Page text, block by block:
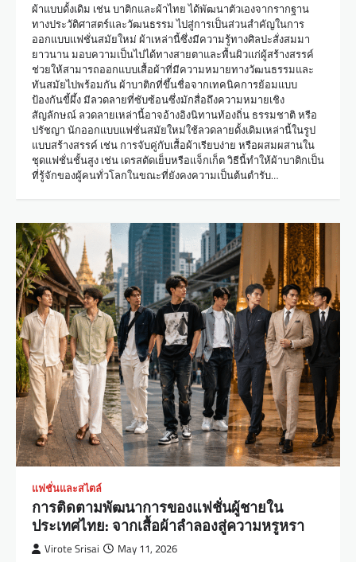
ผ้าแบบดั้งเดิม เช่น บาติกและผ้าไทย ได้พัฒนาตัวเองจากรากฐาน
ทางประวัติศาสตร์และวัฒนธรรม ไปสู่การเป็นส่วนสำคัญในการ
ออกแบบแฟชั่นสมัยใหม่ ผ้าเหล่านี้ซึ่งมีความรู้ทางศิลปะสั่งสมมา
ยาวนาน มอบความเป็นไปได้ทางสายตาและพื้นผิวแก่ผู้สร้างสรรค์
ช่วยให้สามารถออกแบบเสื้อผ้าที่มีความหมายทางวัฒนธรรมและ
ทันสมัยไปพร้อมกัน ผ้าบาติกที่ขึ้นชื่อจากเทคนิคการย้อมแบบ
ป้องกันขี้ผึ้ง มีลวดลายที่ซับซ้อนซึ่งมักสื่อถึงความหมายเชิง
สัญลักษณ์ ลวดลายเหล่านี้อาจอ้างอิงนิทานท้องถิ่น ธรรมชาติ หรือ
ปรัชญา นักออกแบบแฟชั่นสมัยใหม่ใช้ลวดลายดั้งเดิมเหล่านี้ในรูป
แบบสร้างสรรค์ เช่น การจับคู่กับเสื้อผ้าเรียบง่าย หรือผสมผสานใน
ชุดแฟชั่นชั้นสูง เช่น เดรสตัดเย็บหรือแจ็กเก็ต วิธีนี้ทำให้ผ้าบาติกเป็น
ที่รู้จักของผู้คนทั่วโลกในขณะที่ยังคงความเป็นต้นตำรับ…
แฟชั่นและสไตล์
การติดตามพัฒนาการของแฟชั่นผู้ชายใน
ประเทศไทย: จากเสื้อผ้าลำลองสู่ความหรูหรา
Virote Srisai May 11, 2026